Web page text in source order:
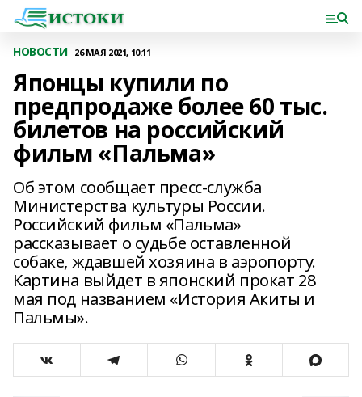
НОВОСТИ 26 МАЯ 2021, 10:11
Японцы купили по
предпродаже более 60 тыс.
билетов на российский
фильм «Пальма»
Об этом сообщает пресс-служба
Министерства культуры России.
Российский фильм «Пальма»
рассказывает о судьбе оставленной
собаке, ждавшей хозяина в аэропорту.
Картина выйдет в японский прокат 28
мая под названием «История Акиты и
Пальмы».